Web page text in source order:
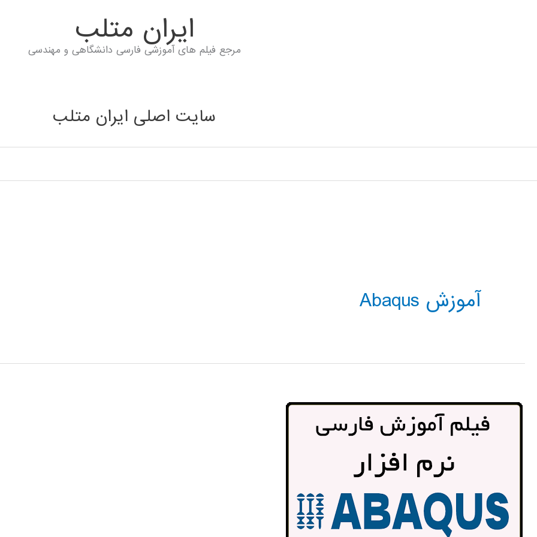
ايران متلب
مرجع فیلم های آموزشی فارسی دانشگاهی و مهندسی
سایت اصلی ایران متلب
آموزش Abaqus